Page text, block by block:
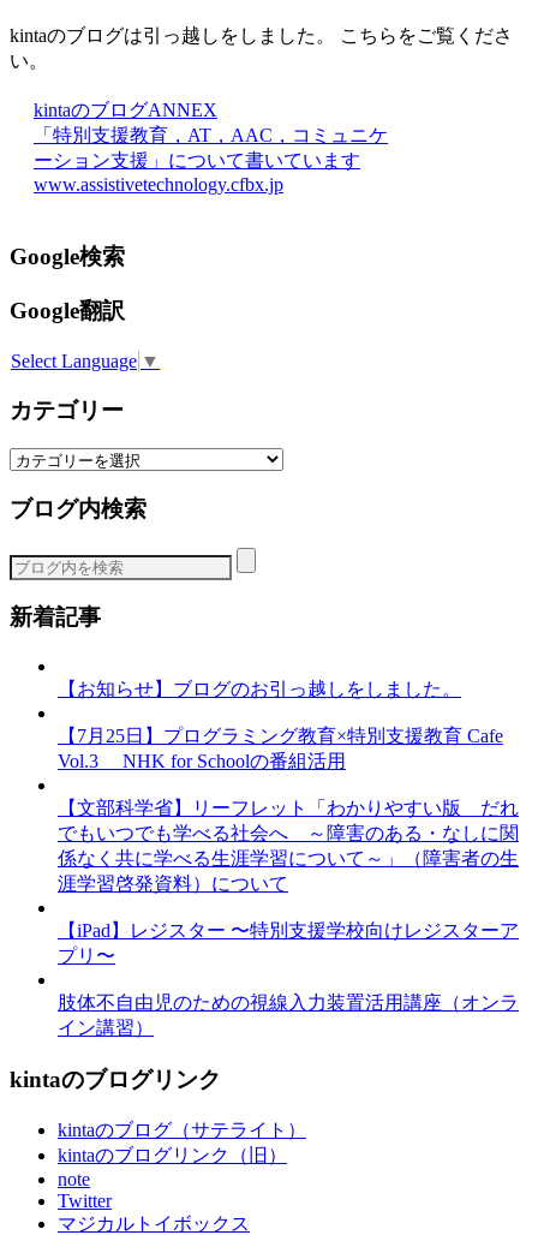
kintaのブログは引っ越しをしました。 こちらをご覧くださ
い。
kintaのブログANNEX
「特別支援教育，AT，AAC，コミュニケ
ーション支援」について書いています
www.assistivetechnology.cfbx.jp
Google検索
Google翻訳
Select Language ▼
カテゴリー
カ
ゴ
ー
ブログ内検索
新着記事
【お知らせ】ブログのお引っ越しをしました。
【7月25日】プログラミング教育×特別支援教育 Cafe
Vol.3 NHK for Schoolの番組活用
【文部科学省】リーフレット「わかりやすい版 だれ
でもいつでも学べる社会へ ～障害のある・なしに関
係なく共に学べる生涯学習について～」（障害者の生
涯学習啓発資料）について
【iPad】レジスター 〜特別支援学校向けレジスターア
プリ〜
肢体不自由児のための視線入力装置活用講座（オンラ
イン講習）
kintaのブログリンク
kintaのブログ（サテライト）
kintaのブログリンク（旧）
note
Twitter
マジカルトイボックス